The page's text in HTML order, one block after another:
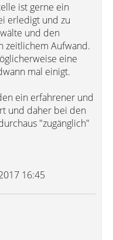
ist gerne ein
erledigt und zu
und den
zeitlichem Aufwand.
eine
mal einigt.
ein erfahrener und
und daher bei den
"zugänglich"
16:45